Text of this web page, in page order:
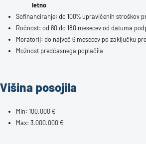
letno
Sofinanciranje: do 100% upravičenih stroškov
Ročnost: od 60 do 180 mesecev od datuma
Moratorij: do največ 6 mesecev po zaključku
Možnost predčasnega poplačila
Višina posojila
Min: 100.000 €
Max: 3.000.000 €